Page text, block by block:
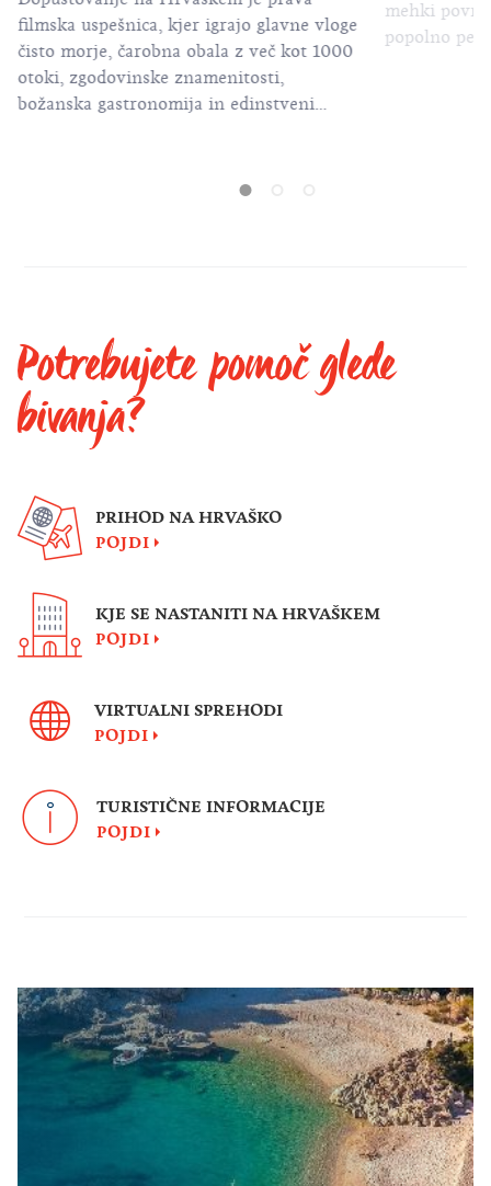
filmska uspešnica, kjer igrajo glavne vloge
čisto morje, čarobna obala z več kot 1000
otoki, zgodovinske znamenitosti,
božanska gastronomija in edinstveni
mehki
popolno
Potrebujete pomoč glede
bivanja?
PRIHOD NA HRVAŠKO
POJDI
KJE SE NASTANITI NA HRVAŠKEM
POJDI
VIRTUALNI SPREHODI
POJDI
TURISTIČNE INFORMACIJE
POJDI